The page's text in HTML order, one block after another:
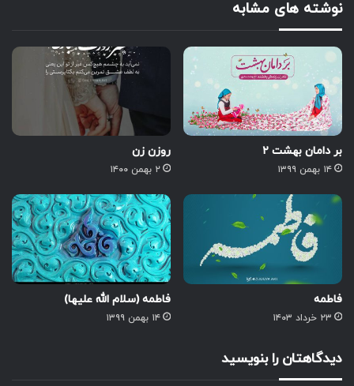
نوشته های مشابه
بر دامان بهشت ۲
۱۴ بهمن ۱۳۹۹
روزن زن
۲ بهمن ۱۴۰۰
فاطمه
۲۳ خرداد ۱۴۰۳
فاطمه (سلام الله علیها)
۱۴ بهمن ۱۳۹۹
دیدگاهتان را بنویسید